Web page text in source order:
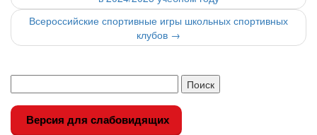
по
записи
Всероссийские спортивные игры школьных спортивных
клубов →
Версия для слабовидящих